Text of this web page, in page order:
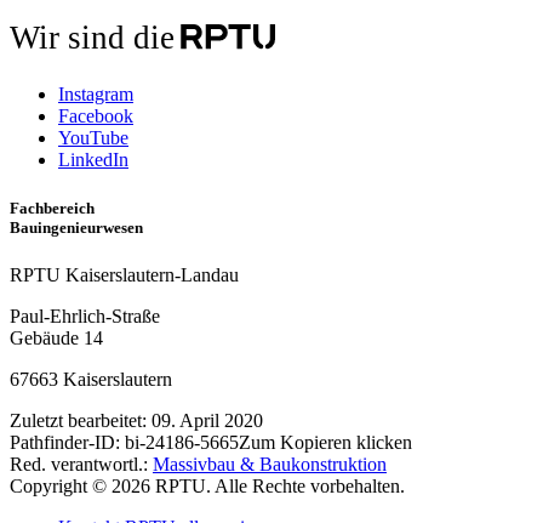
Wir sind die
Instagram
Facebook
YouTube
LinkedIn
Fachbereich
Bauingenieurwesen
RPTU Kaiserslautern-Landau
Paul-Ehrlich-Straße
Gebäude 14
67663 Kaiserslautern
Zuletzt bearbeitet: 09. April 2020
Pathfinder-ID: bi-24186-5665Zum Kopieren klicken
Red. verantwortl.: Massivbau & Baukonstruktion
Copyright © 2026 RPTU. Alle Rechte vorbehalten.